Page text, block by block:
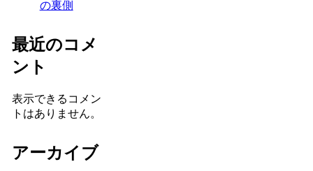
の裏側
最近のコメ
ント
表示できるコメン
トはありません。
アーカイブ